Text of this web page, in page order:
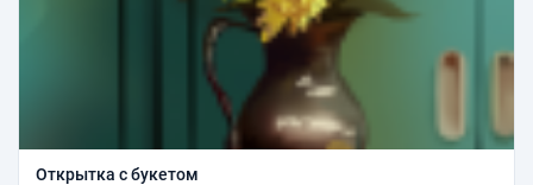
Открытка с букетом